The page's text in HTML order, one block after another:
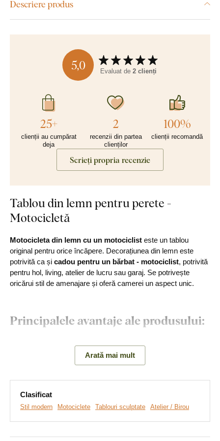
Descriere produs
5,0 Evaluat de 2 clienți
25+
clienții au cumpărat
deja
2
recenzii din partea
clienților
100%
clienții recomandă
Scrieți propria recenzie
Tablou din lemn pentru perete -
Motocicletă
Motocicleta din lemn cu un motociclist este un tablou
original pentru orice încăpere. Decorațiunea din lemn este
potrivită ca și cadou pentru un bărbat - motociclist, potrivită
pentru hol, living, atelier de lucru sau garaj. Se potrivește
oricărui stil de amenajare și oferă camerei un aspect unic.
Principalele avantaje ale produsului:
Montare simplă pe perete
Material din lemn de 3 mm grosime
Arată mai mult
Clasificat
Stil modern Motociclete Tablouri sculptate Atelier / Birou